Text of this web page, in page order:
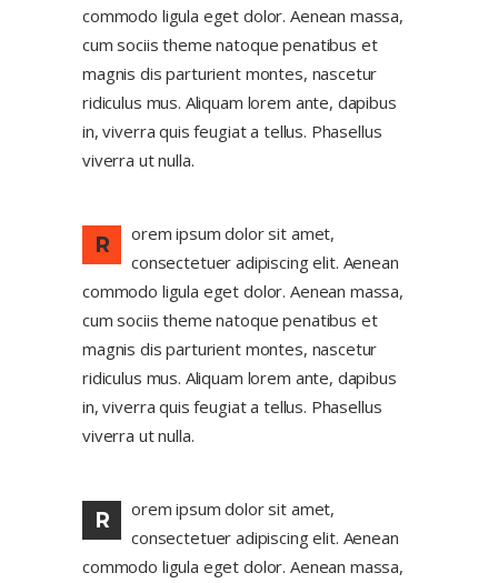
commodo ligula eget dolor. Aenean massa,
cum sociis theme natoque penatibus et
magnis dis parturient montes, nascetur
ridiculus mus. Aliquam lorem ante, dapibus
in, viverra quis feugiat a tellus. Phasellus
viverra ut nulla.
R
orem ipsum dolor sit amet,
consectetuer adipiscing elit. Aenean
commodo ligula eget dolor. Aenean massa,
cum sociis theme natoque penatibus et
magnis dis parturient montes, nascetur
ridiculus mus. Aliquam lorem ante, dapibus
in, viverra quis feugiat a tellus. Phasellus
viverra ut nulla.
R
orem ipsum dolor sit amet,
consectetuer adipiscing elit. Aenean
commodo ligula eget dolor. Aenean massa,